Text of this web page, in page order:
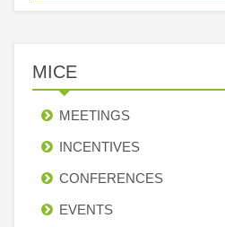
MICE
MEETINGS
INCENTIVES
СONFERENCES
EVENTS